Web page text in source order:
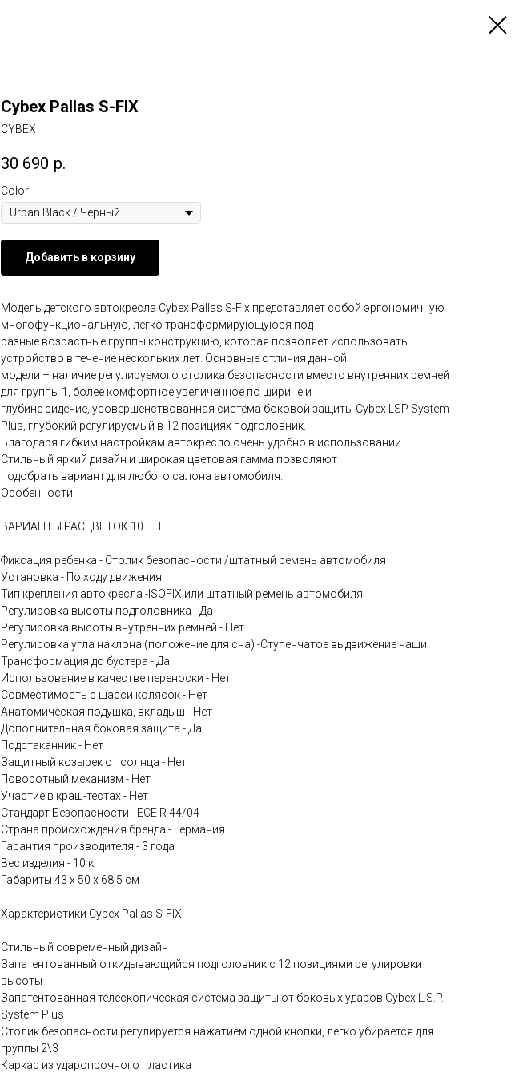
Cybex Pallas S-FIX
CYBEX
30 690 р.
Color
Добавить в корзину
Модель детского автокресла Cybex Pallas S-Fix представляет собой эргономичную
многофункциональную, легко трансформирующуюся под
разные возрастные группы конструкцию, которая позволяет использовать
устройство в течение нескольких лет. Основные отличия данной
модели – наличие регулируемого столика безопасности вместо внутренних ремней
для группы 1, более комфортное увеличенное по ширине и
глубине сидение, усовершенствованная система боковой защиты Cybex LSP System
Plus, глубокий регулируемый в 12 позициях подголовник.
Благодаря гибким настройкам автокресло очень удобно в использовании.
Стильный яркий дизайн и широкая цветовая гамма позволяют
подобрать вариант для любого салона автомобиля.
Особенности:
ВАРИАНТЫ РАСЦВЕТОК 10 ШТ.
Фиксация ребенка - Столик безопасности /штатный ремень автомобиля
Установка - По ходу движения
Тип крепления автокресла -ISOFIX или штатный ремень автомобиля
Регулировка высоты подголовника - Да
Регулировка высоты внутренних ремней - Нет
Регулировка угла наклона (положение для сна) -Ступенчатое выдвижение чаши
Трансформация до бустера - Да
Использование в качестве переноски - Нет
Совместимость с шасси колясок - Нет
Анатомическая подушка, вкладыш - Нет
Дополнительная боковая защита - Да
Подстаканник - Нет
Защитный козырек от солнца - Нет
Поворотный механизм - Нет
Участие в краш-тестах - Нет
Стандарт Безопасности - ECE R 44/04
Страна происхождения бренда - Германия
Гарантия производителя - 3 года
Вес изделия - 10 кг
Габариты 43 х 50 х 68,5 см
Характеристики Cybex Pallas S-FIX
Стильный современный дизайн
Запатентованный откидывающийся подголовник с 12 позициями регулировки
высоты
Запатентованная телескопическая система защиты от боковых ударов Cybex L.S.P.
System Plus
Столик безопасности регулируется нажатием одной кнопки, легко убирается для
группы 2\3
Каркас из ударопрочного пластика